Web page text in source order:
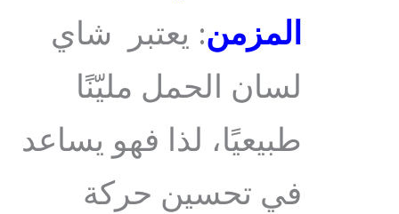
المزمن: يعتبر شاي
لسان الحمل مليّنًا
طبيعيًا، لذا فهو يساعد
في تحسين حركة